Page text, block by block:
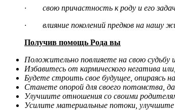
· свою причастность к роду и его
· влияние поколений предков на нашу
Получив помощь Рода вы
Положительно повлияете на свою судьбу
Избавитесь от кармического негатива
Будете строить свое будущее, опираясь
Станете опорой для своего потомства,
Улучшите отношения со своими
Усилите материальные потоки, улучшите